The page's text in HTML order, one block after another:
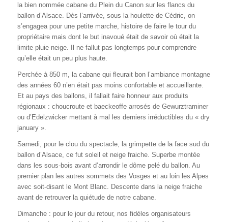
la bien nommée cabane du Plein du Canonsur les flancs du
ballon d’Alsace. Dès l’arrivée, sous la houlette de Cédric, on
s’engagea pour une petite marche, histoire de faire le tour du
propriétaire mais dont le but inavoué était de savoir où était la
limite pluie neige. Il ne fallut pas longtemps pour comprendre
qu’elle était un peu plus haute.
Perchée à 850 m, la cabane qui fleurait bon l’ambiance montagne
des années 60 n’en était pas moins confortable et accueillante.
Et au pays des ballons, il fallait faire honneur aux produits
régionaux : choucroute et baeckeoffe arrosés de Gewurztraminer
ou d’Edelzwicker mettant à mal les derniers irréductibles du « dry
january ».
Samedi, pour le clou du spectacle, la grimpette de la face sud du
ballon d’Alsace, ce fut soleil et neige fraiche. Superbe montée
dans les sous-bois avant d’arrondir le dôme pelé du ballon. Au
premier plan les autres sommets des Vosges et au loin les Alpes
avec soit-disant le Mont Blanc. Descente dans la neige fraiche
avant de retrouver la quiétude de notre cabane.
Dimanche : pour le jour du retour, nos fidèles organisateurs